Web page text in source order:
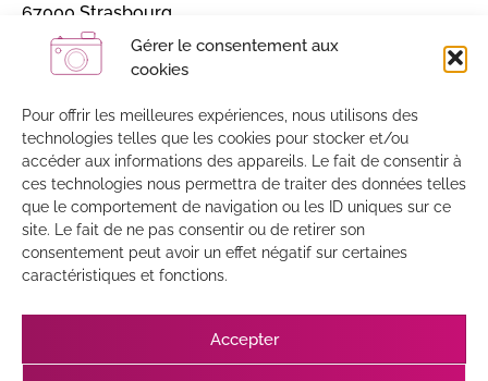
Gérer le consentement aux
cookies
Pour offrir les meilleures expériences, nous utilisons des
technologies telles que les cookies pour stocker et/ou
accéder aux informations des appareils. Le fait de consentir à
ces technologies nous permettra de traiter des données telles
que le comportement de navigation ou les ID uniques sur ce
site. Le fait de ne pas consentir ou de retirer son
consentement peut avoir un effet négatif sur certaines
caractéristiques et fonctions.
Accepter
67000 Strasbourg
Alsace, France
Sans engagement / 4 à 5 lettres par an
J'accepte que mes données soient enregistrées par
MailChimp